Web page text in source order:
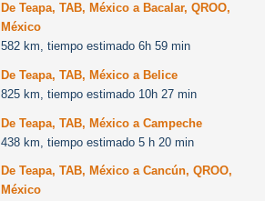
De Teapa, TAB, México a Bacalar, QROO,
México
582 km, tiempo estimado 6h 59 min
De Teapa, TAB, México a Belice
825 km, tiempo estimado 10h 27 min
De Teapa, TAB, México a Campeche
438 km, tiempo estimado 5 h 20 min
De Teapa, TAB, México a Cancún, QROO,
México